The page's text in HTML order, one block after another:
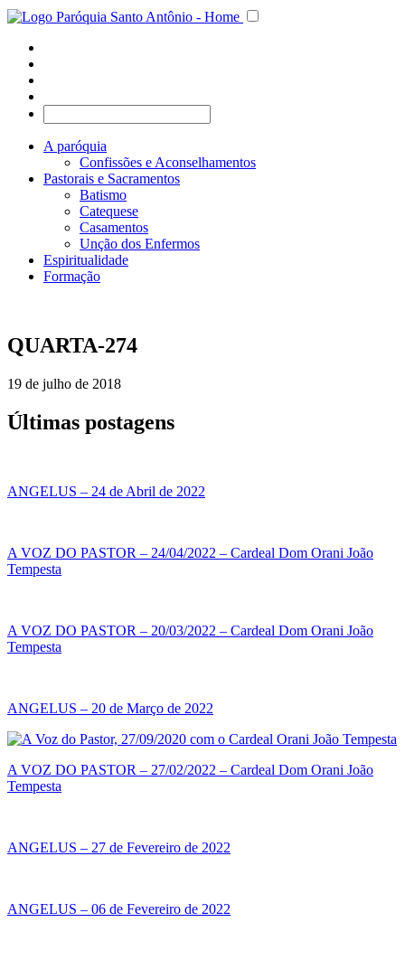
A paróquia
Confissões e Aconselhamentos
Pastorais e Sacramentos
Batismo
Catequese
Casamentos
Unção dos Enfermos
Espiritualidade
Formação
QUARTA-274
19 de julho de 2018
Últimas postagens
ANGELUS – 24 de Abril de 2022
A VOZ DO PASTOR – 24/04/2022 – Cardeal Dom Orani João
Tempesta
A VOZ DO PASTOR – 20/03/2022 – Cardeal Dom Orani João
Tempesta
ANGELUS – 20 de Março de 2022
A VOZ DO PASTOR – 27/02/2022 – Cardeal Dom Orani João
Tempesta
ANGELUS – 27 de Fevereiro de 2022
ANGELUS – 06 de Fevereiro de 2022